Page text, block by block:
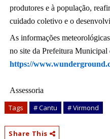
produtores e à população,
cuidado coletivo e o
As informações
no site da Prefeitura
https://
Assessoria
Tags # Cantu # Virmond
Share This